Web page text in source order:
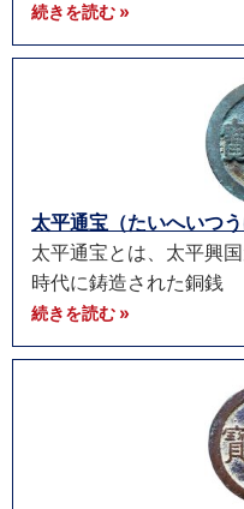
続きを読む »
太平通宝（たいへいつ
太平通宝とは、太平興
時代に鋳造された銅銭
続きを読む »